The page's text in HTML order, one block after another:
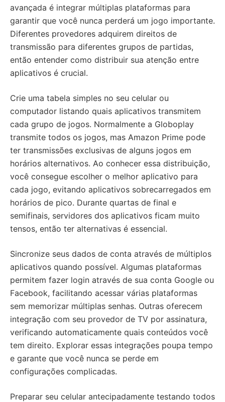
avançada é integrar múltiplas plataformas para
garantir que você nunca perderá um jogo importante.
Diferentes provedores adquirem direitos de
transmissão para diferentes grupos de partidas,
então entender como distribuir sua atenção entre
aplicativos é crucial.
Crie uma tabela simples no seu celular ou
computador listando quais aplicativos transmitem
cada grupo de jogos. Normalmente a Globoplay
transmite todos os jogos, mas Amazon Prime pode
ter transmissões exclusivas de alguns jogos em
horários alternativos. Ao conhecer essa distribuição,
você consegue escolher o melhor aplicativo para
cada jogo, evitando aplicativos sobrecarregados em
horários de pico. Durante quartas de final e
semifinais, servidores dos aplicativos ficam muito
tensos, então ter alternativas é essencial.
Sincronize seus dados de conta através de múltiplos
aplicativos quando possível. Algumas plataformas
permitem fazer login através de sua conta Google ou
Facebook, facilitando acessar várias plataformas
sem memorizar múltiplas senhas. Outras oferecem
integração com seu provedor de TV por assinatura,
verificando automaticamente quais conteúdos você
tem direito. Explorar essas integrações poupa tempo
e garante que você nunca se perde em
configurações complicadas.
Preparar seu celular antecipadamente testando todos